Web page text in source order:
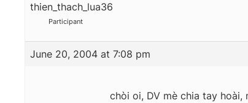
thien_thach_lua36
Participant
June 20, 2004 at 7:08 pm
chòi oi, DV mè chia tay